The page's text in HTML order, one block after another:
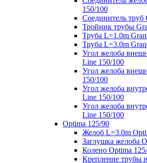
150/100
Соединитель труб
Тройник трубы
Труба L=1.0m
Труба L=3.0m
Угол желоба
Line 150/100
Угол желоба
150/100
Угол желоба
Line 150/100
Угол желоба
Line 150/100
Optima 125/90
Желоб L=3.0m
Заглушка желоба
Колено Optima
Крепление трубы